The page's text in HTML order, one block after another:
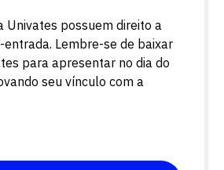
Univates possuem direito a
entrada. Lembre-se de baixar
para apresentar no dia do
seu vínculo com a